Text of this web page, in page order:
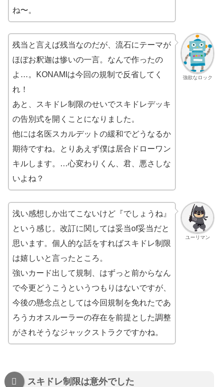
ね〜。
強欲なロック
残当と言えば残当なのだが、流石にテーマが
ほぼお釈迦は惨いの一言。なんで作ったの
よ…。KONAMIは今回の規制で反省してく
れ！
あと、スキドレ制限のせいでスキドレデッキ
の告別式を開くことになりました。
他には名医スカルデットの緩和でどうなるか
期待ですね。とりあえず僕は居合ドローワン
キルします。…心変わりくん、君、悪さしな
いよね？
ユーリマン
浅い感想しか出てこないけど『でしょうね』
という感じ。改訂に関しては妥当of妥当だと
思います。個人的な話をすればスキドレ制限
は嬉しいと言ったところ。
強いカード出して規制、はずっと前からなん
で今更どうこうというつもりはないですが、
今後の懸念点としては今回規制を免れたであ
ろうカオスルーラーの存在を前提とした調整
がされそうなジャックストラクですかね。
スキドレ制限は意外でした